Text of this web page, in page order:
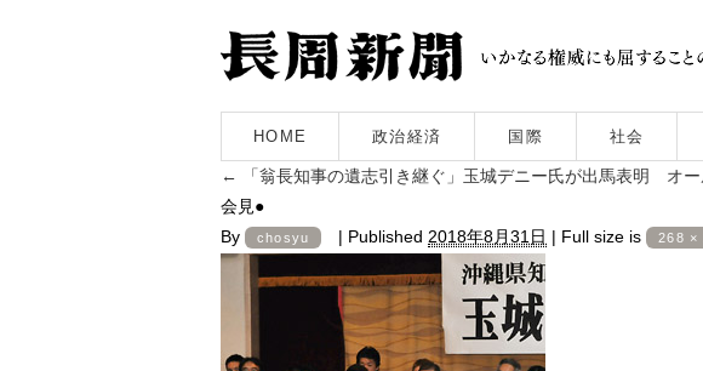
HOME 政治経済 国際 社会
←
「翁長知事の遺志引き継ぐ」玉城デニー氏が出馬表明 オ
会見●
By
chosyu | Published 2018年8月31日 | Full size is 268 ×